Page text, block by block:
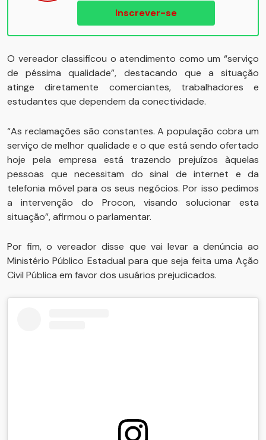
Inscrever-se
O vereador classificou o atendimento como um “serviço
de péssima qualidade”, destacando que a situação
atinge diretamente comerciantes, trabalhadores e
estudantes que dependem da conectividade.
“As reclamações são constantes. A população cobra um
serviço de melhor qualidade e o que está sendo ofertado
hoje pela empresa está trazendo prejuízos àquelas
pessoas que necessitam do sinal de internet e da
telefonia móvel para os seus negócios. Por isso pedimos
a intervenção do Procon, visando solucionar esta
situação”, afirmou o parlamentar.
Por fim, o vereador disse que vai levar a denúncia ao
Ministério Público Estadual para que seja feita uma Ação
Civil Pública em favor dos usuários prejudicados.